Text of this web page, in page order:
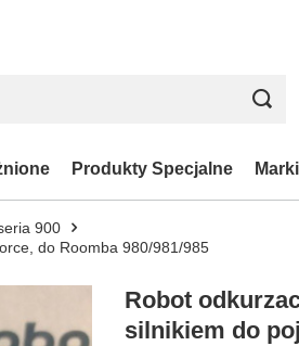
Produkty Specjalne Marki
900
do Roomba 980/981/985
Robot
silnikiem do